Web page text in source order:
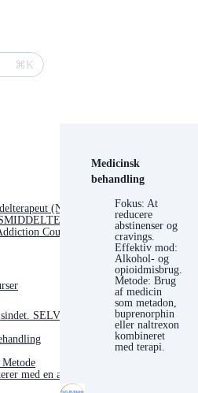
⌘K
(Neuro Transformativ)
Neuro-transformativ
Counselor(USA)
SELVSTUDIE med emnet GO'søvn
med en afhængighedspersonlighed
Medicinsk
behandling
Fokus: At
reducere
abstinenser og
cravings.
Effektiv mod:
Alkohol- og
opioidmisbrug.
Metode: Brug
af medicin
som metadon,
buprenorphin
eller naltrexon
kombineret
med terapi.